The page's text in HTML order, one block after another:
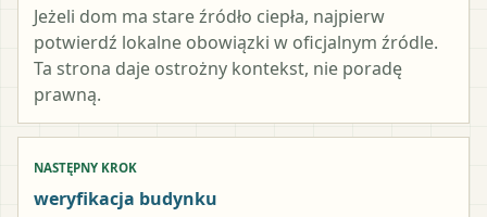
Jeżeli dom ma stare źródło ciepła, najpierw
potwierdź lokalne obowiązki w oficjalnym źródle.
Ta strona daje ostrożny kontekst, nie poradę
prawną.
NASTĘPNY KROK
weryfikacja budynku